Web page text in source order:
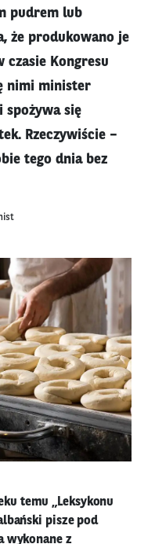
pudrem lub
że produkowano je
czasie Kongresu
nimi minister
spożywa się
Rzeczywiście –
tego dnia bez
temu „Leksykonu
pisze pod
wykonane z